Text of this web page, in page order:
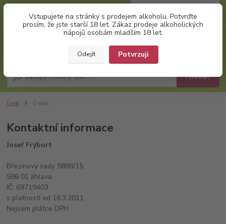
Vstupujete na stránky s prodejem alkoholu. Potvrďte
prosím, že jste starší 18 let. Zákaz prodeje alkoholických
nápojů osobám mladším 18 let.
Odejít Potvrzuji
Hledat
(Po-Pá, 8:00-17:00)
za0,00 Kč
Úvod O nás
Kontaktní informace
Josef Frýbort
Březinovy sady 5886/15
586 01 Jihlava
IČ: 69719403
s platností od 16.3.2011
Nejsem plátce DPH